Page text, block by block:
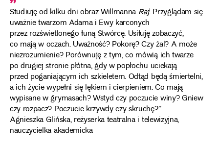
Studiuję od kilku dni obraz Willmanna Raj. Przyglądam się
uważnie twarzom Adama i Ewy karconych
przez rozświetlonego łuną Stwórcę. Usiłuję zobaczyć,
co mają w oczach. Uważność? Pokorę? Czy żal? A może
niezrozumienie? Porównuję z tym, co mówią ich twarze
po drugiej stronie płótna, gdy w popłochu uciekają
przed poganiającym ich szkieletem. Odtąd będą śmiertelni,
a ich życie wypełni się lękiem i cierpieniem. Co mają
wypisane w grymasach? Wstyd czy poczucie winy? Gniew
czy rozpacz? Poczucie krzywdy czy skruchę?”
Agnieszka Glińska, reżyserka teatralna i telewizyjna,
nauczycielka akademicka